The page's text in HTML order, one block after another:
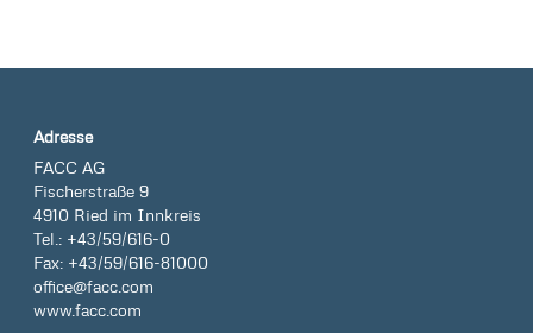
Adresse
FACC AG
Fischerstraße 9
4910 Ried im Innkreis
Tel.: +43/59/616-0
Fax: +43/59/616-81000
office@facc.com
www.facc.com